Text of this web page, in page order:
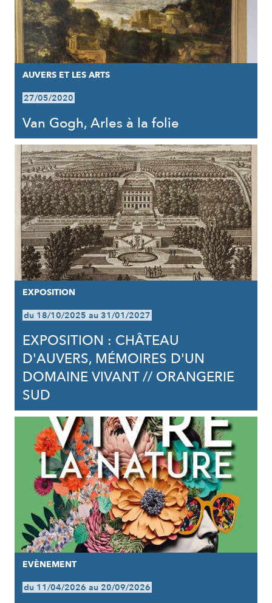
AUVERS ET LES ARTS
27/05/2020
Van Gogh, Arles à la folie
EXPOSITION
du 18/10/2025 au 31/01/2027
EXPOSITION : CHÂTEAU
D'AUVERS, MÉMOIRES D'UN
DOMAINE VIVANT // ORANGERIE
SUD
EVÈNEMENT
du 11/04/2026 au 20/09/2026